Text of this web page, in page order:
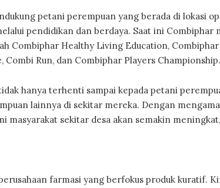
petani perempuan yang berada di lokasi
pendidikan dan berdaya. Saat ini Combiphar
Combiphar Healthy Living Education,
Run, dan Combiphar Players Championship.
hanya terhenti sampai kepada petani
lainnya di sekitar mereka. Dengan
masyarakat sekitar desa akan semakin
farmasi yang berfokus produk kuratif.